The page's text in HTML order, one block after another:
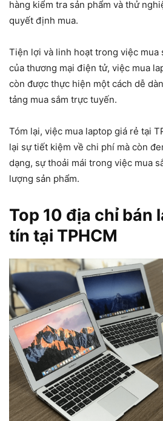
hàng kiểm tra sản phẩm và thử
quyết định mua.
Tiện lợi và linh hoạt trong việc mua
của thương mại điện tử, việc mua
còn được thực hiện một cách dễ
tảng mua sắm trực tuyến.
Tóm lại, việc mua laptop giá rẻ tại
lại sự tiết kiệm về chi phí mà còn
dạng, sự thoải mái trong việc mua
lượng sản phẩm.
Top 10 địa chỉ bán
tín tại TPHCM